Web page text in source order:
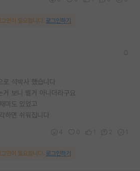
인이 필요합니다. 로그인하기
석박사 했습니다
거 보니 별거 아니더라구요
미도 있었고
하면 쉬워집니다
인이 필요합니다. 로그인하기